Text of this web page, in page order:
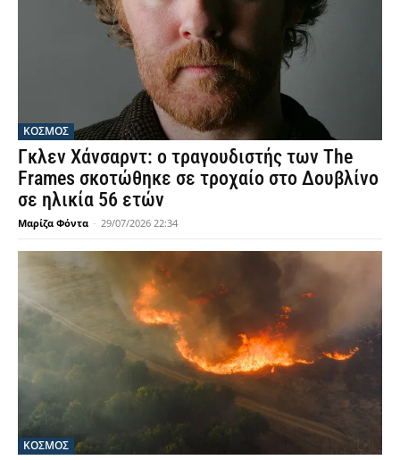
ΚΟΣΜΟΣ
Γκλεν Χάνσαρντ: ο τραγουδιστής των The
Frames σκοτώθηκε σε τροχαίο στο Δουβλίνο
σε ηλικία 56 ετών
Μαρίζα Φόντα - 29/07/2026 22:34
ΚΟΣΜΟΣ